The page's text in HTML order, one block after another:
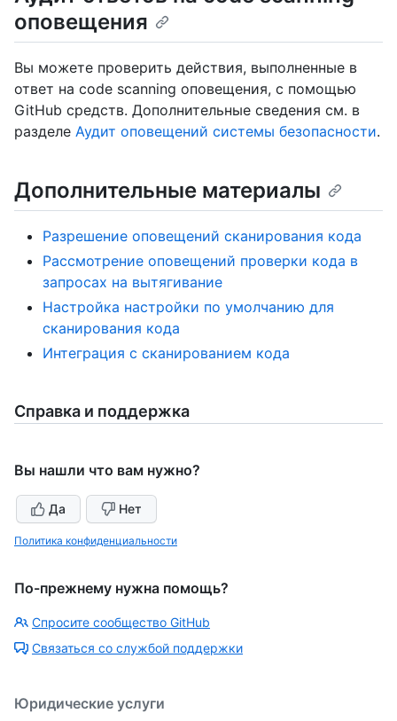
оповещения
Вы можете проверить действия, выполненные в
ответ на code scanning оповещения, с помощью
GitHub средств. Дополнительные сведения см. в
разделе Аудит оповещений системы безопасности.
Дополнительные материалы
Разрешение оповещений сканирования кода
Рассмотрение оповещений проверки кода в
запросах на вытягивание
Настройка настройки по умолчанию для
сканирования кода
Интеграция с сканированием кода
Справка и поддержка
Вы нашли что вам нужно?
Да Нет
Политика конфиденциальности
По-прежнему нужна помощь?
Спросите сообщество GitHub
Связаться со службой поддержки
Юридические услуги